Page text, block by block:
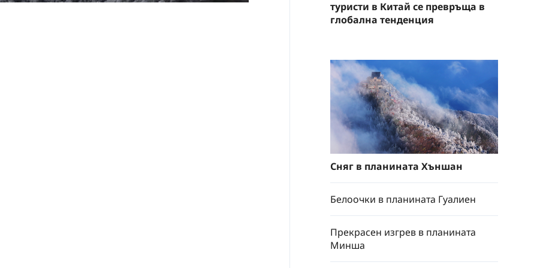
туристи в Китай се превръща в
глобална тенденция
Сняг в планината Хъншан
Белоочки в планината Гуалиен
Прекрасен изгрев в планината
Минша